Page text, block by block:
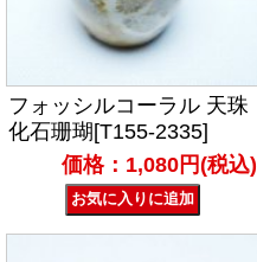
フォッシルコーラル 天珠
化石珊瑚[T155-2335]
価格：1,080円(税込)